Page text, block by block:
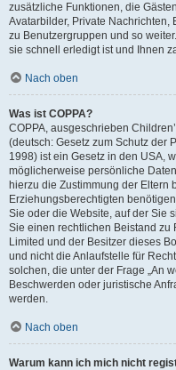
zusätzliche Funktionen, die
Avatarbilder, Private Nachrichten,
zu Benutzergruppen und so
sie schnell erledigt ist und Ihnen
Nach oben
Was ist COPPA?
COPPA, ausgeschrieben
(deutsch: Gesetz zum Schutz der
1998) ist ein Gesetz in den USA,
möglicherweise persönliche
hierzu die Zustimmung der Eltern
Erziehungsberechtigten
Sie oder die Website, auf der Sie
Sie einen rechtlichen Beistand zu
Limited und der Besitzer dieses
und nicht die Anlaufstelle für
solchen, die unter der Frage „An
Beschwerden oder juristische
werden.
Nach oben
Warum kann ich mich nicht